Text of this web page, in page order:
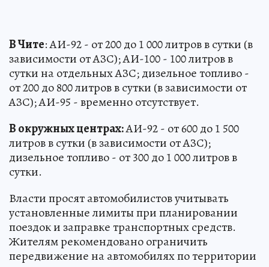
В Чите: АИ-92 - от 200 до 1 000 литров в сутки (в
зависимости от АЗС); АИ-100 - 100 литров в
сутки на отдельных АЗС; дизельное топливо -
от 200 до 800 литров в сутки (в зависимости от
АЗС); АИ-95 - временно отсутствует.
В окружных центрах:АИ-92 - от 600 до 1 500
литров в сутки (в зависимости от АЗС);
дизельное топливо - от 300 до 1 000 литров в
сутки.
Власти просят автомобилистов учитывать
установленные лимиты при планировании
поездок и заправке транспортных средств.
Жителям рекомендовано ограничить
передвижение на автомобилях по территории